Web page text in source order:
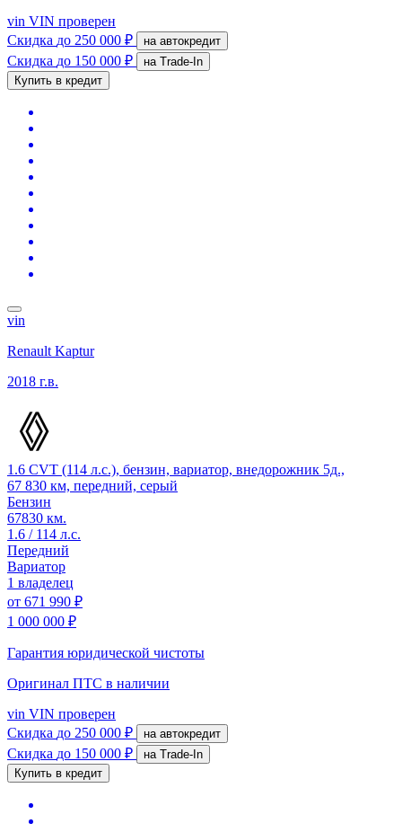
vin VIN проверен
Скидка до 250 000 ₽ на автокредит
Скидка до 150 000 ₽
на Trade-In
Купить в кредит
vin
Renault Kaptur
2018 г.в.
1.6 CVT (114 л.с.), бензин, вариатор, внедорожник 5д.,
67 830 км, передний, серый
Бензин
67830 км.
1.6 / 114 л.с.
Передний
Вариатор
1 владелец
от 671 990 ₽
1 000 000 ₽
Гарантия юридической чистоты
Оригинал ПТС в наличии
vin VIN проверен
Скидка до 250 000 ₽ на автокредит
Скидка до 150 000 ₽
на Trade-In
Купить в кредит